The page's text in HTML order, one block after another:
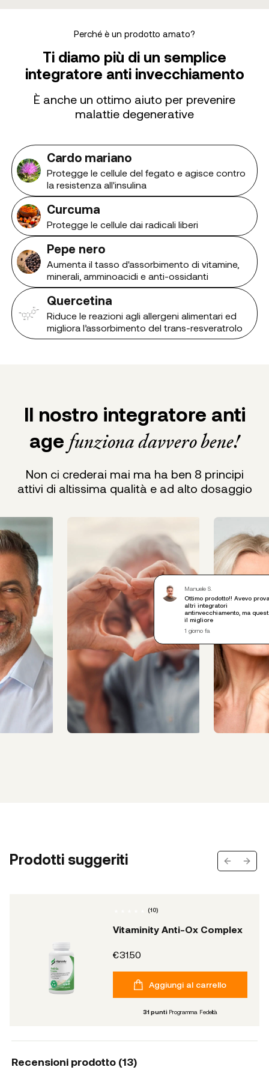
Perché è un prodotto amato?
Ti diamo più di un semplice
integratore anti invecchiamento
È anche un ottimo aiuto per prevenire
malattie degenerative
Cardo mariano
Protegge le cellule del fegato e agisce contro
la resistenza all'insulina
Curcuma
Protegge le cellule dai radicali liberi
Pepe nero
Aumenta il tasso d'assorbimento di vitamine,
minerali, amminoacidi e anti-ossidanti
Quercetina
Riduce le reazioni agli allergeni alimentari ed
migliora l’assorbimento del trans-resveratrolo
Il nostro integratore anti
age funziona davvero bene!
Non ci crederai mai ma ha ben 8 principi
attivi di altissima qualità e ad alto dosaggio
Manuele S.
Ottimo prodotto!! Avevo
altri integratori
antinvecchiamento, ma
il migliore
1 giorno fa
Prodotti suggeriti Previous
Next
(10)
Vitaminity Anti-Ox Complex
€31.50
Aggiungi al carrello
31punti Programma Fedeltà
Recensioni prodotto (13)